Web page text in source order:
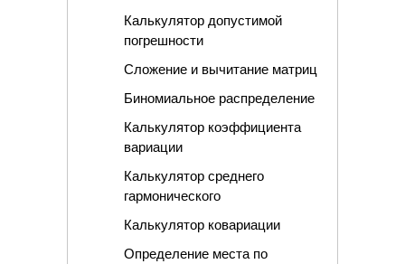
Калькулятор допустимой
погрешности
Сложение и вычитание матриц
Биномиальное распределение
Калькулятор коэффициента
вариации
Калькулятор среднего
гармонического
Калькулятор ковариации
Определение места по